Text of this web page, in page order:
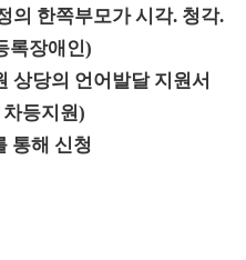
의 한쪽부모가 시각. 청각.
록장애인)
상당의 언어발달 지원서
등지원)
통해 신청